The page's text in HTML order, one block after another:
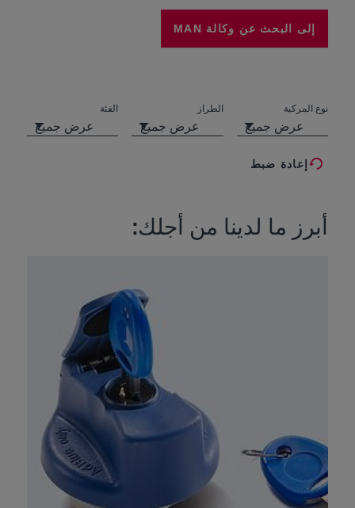
إلى البحث عن وكالة MAN
نوع المركبة الطراز الفئة
إعادة ضبط
أبرز ما لدينا من أجلك: